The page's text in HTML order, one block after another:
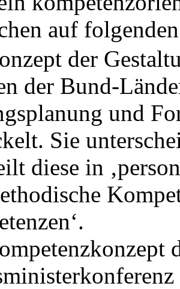
auf
der
der Bund-
und
Sie
diese in